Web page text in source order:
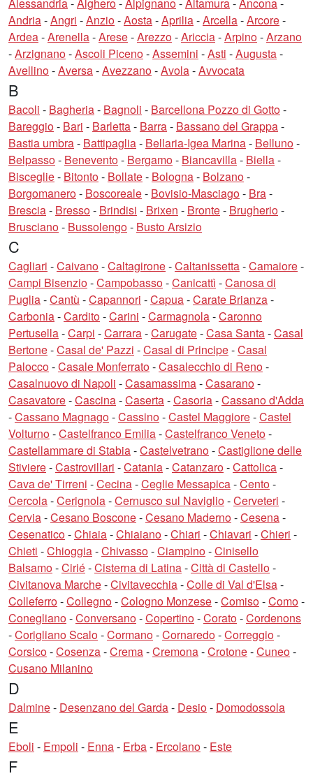
Andria-Angri -Anzio-Aosta-Aprilia-Arcella-Arcore-
Ardea-Arenella-Arese-Arezzo-Ariccia-Arpino-Arzano
-Arzignano-Ascoli Piceno-Assemini -Asti -Augusta-
Avellino-Aversa-Avezzano-Avola-Avvocata
B
Bacoli - Bagheria- Bagnoli - Barcellona Pozzo di Gotto-
Bareggio- Bari - Barletta- Barra- Bassano del Grappa-
Bastia umbra- Battipaglia- Bellaria-Igea Marina- Belluno-
Belpasso- Benevento- Bergamo- Biancavilla- Biella-
Bisceglie- Bitonto- Bollate- Bologna- Bolzano-
Borgomanero- Boscoreale- Bovisio-Masciago- Bra-
Brescia- Bresso- Brindisi - Brixen - Bronte- Brugherio-
Brusciano- Bussolengo- Busto Arsizio
C
Cagliari -Caivano-Caltagirone-Caltanissetta-Camaiore-
Campi Bisenzio-Campobasso-Canicattì -Canosa di
Puglia-Cantù -Capannori -Capua-Carate Brianza-
Carbonia-Cardito-Carini -Carmagnola-Caronno
Pertusella-Carpi -Carrara-Carugate-Casa Santa-Casal
Bertone-Casal de' Pazzi -Casal di Principe-Casal
Palocco-Casale Monferrato-Casalecchio di Reno-
Casalnuovo di Napoli -Casamassima-Casarano-
Casavatore-Cascina-Caserta-Casoria-Cassano d'Adda
-Cassano Magnago-Cassino-Castel Maggiore-Castel
Volturno-Castelfranco Emilia-Castelfranco Veneto-
Castellammare di Stabia-Castelvetrano-Castiglione delle
Stiviere-Castrovillari -Catania-Catanzaro-Cattolica-
Cava de' Tirreni -Cecina-Ceglie Messapica-Cento-
Cercola-Cerignola-Cernusco sul Naviglio-Cerveteri -
Cervia-Cesano Boscone-Cesano Maderno-Cesena-
Cesenatico-Chiaia-Chiaiano-Chiari -Chiavari -Chieri -
Chieti -Chioggia-Chivasso-Ciampino-Cinisello
Balsamo-Cirié-Cisterna di Latina-Città di Castello-
Civitanova Marche-Civitavecchia-Colle di Val d'Elsa-
Colleferro-Collegno-Cologno Monzese-Comiso-Como-
Conegliano-Conversano-Copertino-Corato-Cordenons
-Corigliano Scalo-Cormano-Cornaredo-Correggio-
Corsico-Cosenza-Crema-Cremona-Crotone-Cuneo-
Cusano Milanino
D
Dalmine- Desenzano del Garda- Desio- Domodossola
E
Eboli - Empoli - Enna- Erba- Ercolano- Este
F